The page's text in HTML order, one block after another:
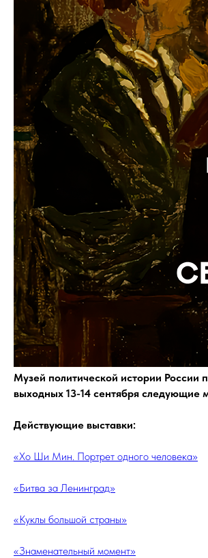
Музей политической истории России
выходных 13-14 сентября следующие
Действующие выставки:
«Хо Ши Мин. Портрет одного человека»
«Битва за Ленинград»
«Куклы большой страны»
«Знаменательный момент»